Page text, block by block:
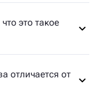
это такое
отличается от